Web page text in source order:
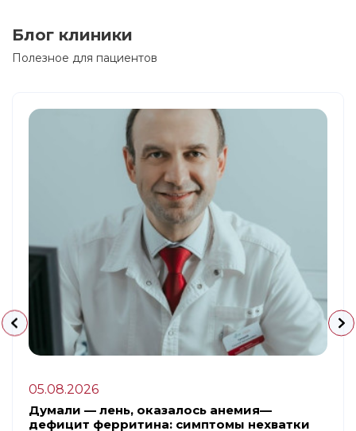
Блог клиники
Полезное для пациентов
05.08.2026
Думали — лень, оказалось анемия—
дефицит ферритина: симптомы нехватки